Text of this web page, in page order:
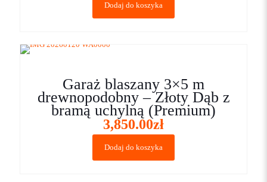
Dodaj do koszyka
Garaż blaszany 3×5 m
drewnopodobny – Złoty Dąb z
bramą uchylną (Premium)
3,850.00zł
Dodaj do koszyka